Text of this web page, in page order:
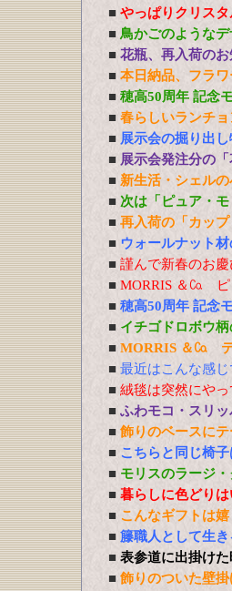
■ やっぱりクリス
■ 鳥かごのような
■ 花瓶、再入荷の
■ 本日納品、フラ
■ 穂高50周年 記念
■ 春らしいランチ
■ 展示会の掘り出し
■ 展示会発注分の
■ 新生活・シェル
■ 次は「ピュア・モ
■ 再入荷の「カッ
■ ウォールナット
■ 謹んで新春のお
■ MORRIS ＆㏇ ピ
■ 穂高50周年 記念
■ イチゴドロボウ
■ MORRIS ＆㏇
■ 最近はこんな感じ
■ 絨毯は突然にやっ
■ ふわモコ・スリ
■ 飾りのベースに
■ こちらと同じ椅
■ モリスのラージ
■ 暮らしに色どり
■ こんなギフトは嬉
■ 籐職人として生
■ 表参道に出掛けた
■ 飾りのついた壁